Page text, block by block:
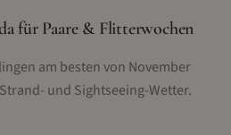
für Paare & Flitterwochen
am besten von November
und Sightseeing-Wetter.